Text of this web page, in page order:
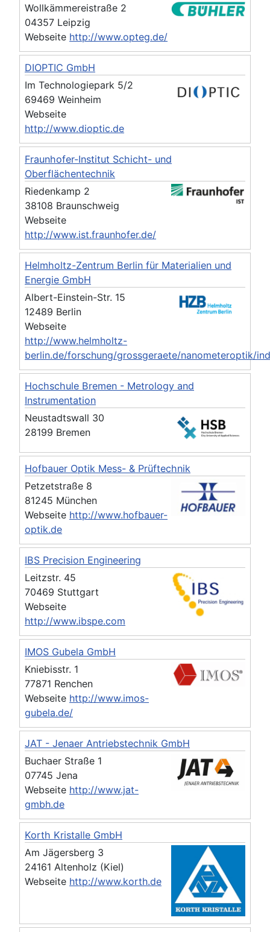
Wollkämmereistraße 2
04357 Leipzig
Webseite http://www.opteg.de/
DIOPTIC GmbH
Im Technologiepark 5/2
69469 Weinheim
Webseite
http://www.dioptic.de
Fraunhofer-Institut Schicht- und
Oberflächentechnik
Riedenkamp 2
38108 Braunschweig
Webseite
http://www.ist.fraunhofer.de/
Helmholtz-Zentrum Berlin für Materialien und
Energie GmbH
Albert-Einstein-Str. 15
12489 Berlin
Webseite
http://www.helmholtz-
berlin.de/forschung/grossgeraete/nanometeroptik/
Hochschule Bremen - Metrology and
Instrumentation
Neustadtswall 30
28199 Bremen
Hofbauer Optik Mess- & Prüftechnik
Petzetstraße 8
81245 München
Webseite http://www.hofbauer-
optik.de
IBS Precision Engineering
Leitzstr. 45
70469 Stuttgart
Webseite
http://www.ibspe.com
IMOS Gubela GmbH
Kniebisstr. 1
77871 Renchen
Webseite http://www.imos-
gubela.de/
JAT - Jenaer Antriebstechnik GmbH
Buchaer Straße 1
07745 Jena
Webseite http://www.jat-
gmbh.de
Korth Kristalle GmbH
Am Jägersberg 3
24161 Altenholz (Kiel)
Webseite http://www.korth.de